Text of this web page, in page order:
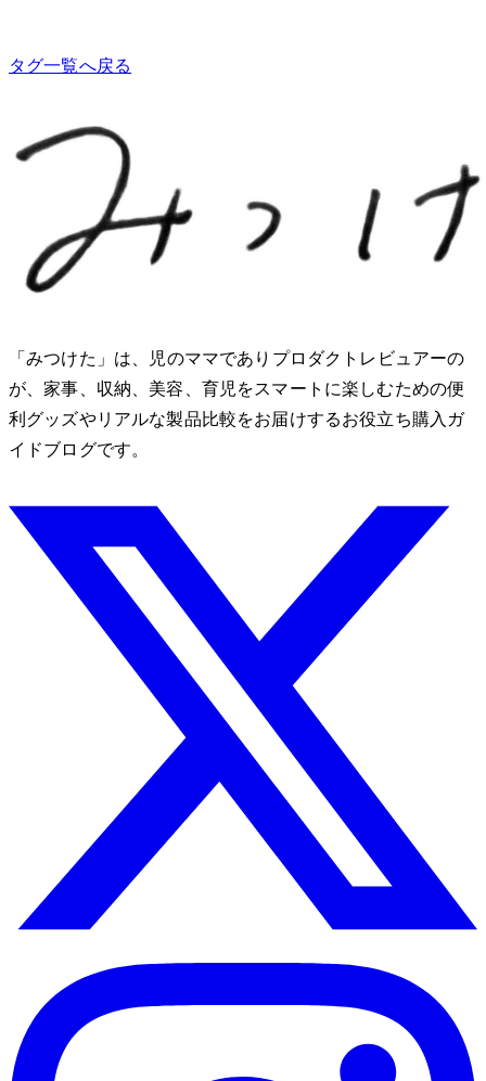
タグ一覧へ戻る
「みつけた」は、2児のママでありプロダクトレビュアーのMio
が、家事、収納、美容、育児をスマートに楽しむための便
利グッズやリアルな製品比較をお届けするお役立ち購入ガ
イドブログです。